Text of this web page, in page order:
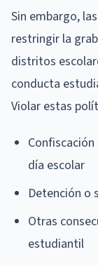
Sin embargo,
restringir la
distritos
conducta
Violar estas
día escolar
Detención o
Otras
estudiantil